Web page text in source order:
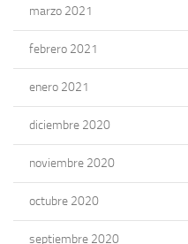
marzo 2021
febrero 2021
enero 2021
diciembre 2020
noviembre 2020
octubre 2020
septiembre 2020